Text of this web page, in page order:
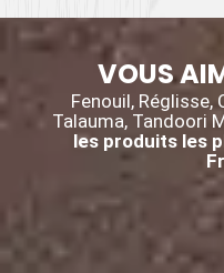
VOUS
Fenouil, Réglisse,
Talauma, Tandoori
les produits les